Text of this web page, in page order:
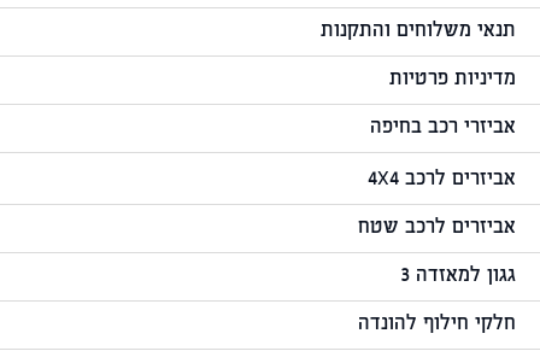
תנאי משלוחים והתקנות
מדיניות פרטיות
אביזרי רכב בחיפה
אביזרים לרכב 4X4
אביזרים לרכב שטח
גגון למאזדה 3
חלקי חילוף להונדה